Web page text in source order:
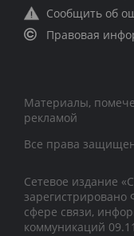
Сообщить об
Правовая
Материалы,
рекламой
Все права
Сетевое издание
зарегистрировано
сфере связи,
коммуникаций